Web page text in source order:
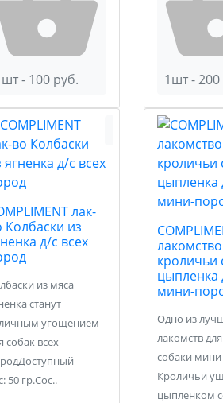
- 100 руб. 1шт - 200
лак-
Колбаски из
д/с всех
из мяса
станут
угощением
собак всех
50 гр.Сос..
кроличьи
цыпленка
мини-
Одно из
лакомств
собаки
Кроличьи
цыпленком